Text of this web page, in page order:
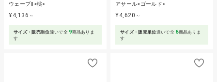
ウェーブⅡ<桃>
¥4,136 ～
サイズ・販売単位違いで全 9商品ありま
す
アサール<ゴールド>
¥4,620 ～
サイズ・販売単位違いで全 6商品ありま
す